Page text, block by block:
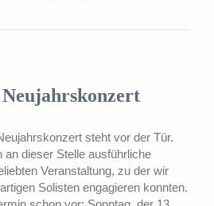
steht vor der Tür.
an dieser Stelle ausführliche
Veranstaltung, zu der wir
Solisten engagieren konnten.